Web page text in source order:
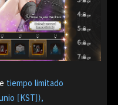
tiempo limitado
[KST]),